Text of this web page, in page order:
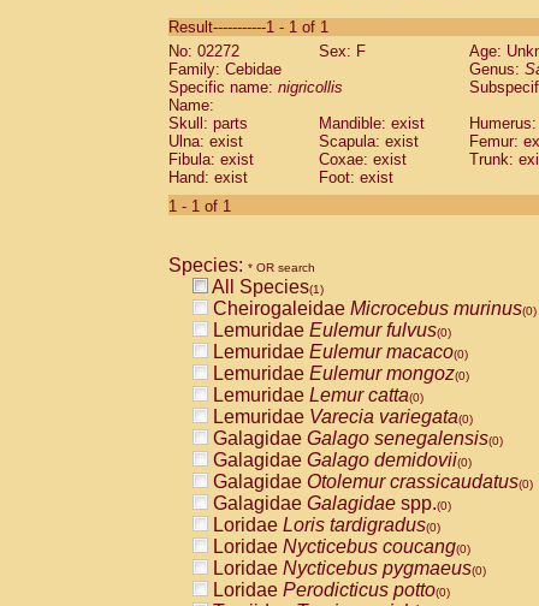
CebidaeSaguinus labiatus(0)
Cebidae Saguinus leucopus (0)
Cebidae
CebidaeSaguinus mystax
Cebidae Saguinus nigricollis (1)
Cebidae Saguinus oedipus
Cebidae Saguinus weddelli
Cebidae Saguinusspp.
Cebidae
CebidaeCebus capucinus
CebidaeCebus nigrivittatus
CebidaeCebus spp.(0)
CebidaeSaimiri boliviensis(0)
CebidaeSaimiri sciureus(0)
AtelidaeAlouatta caraya(0)
AtelidaeAlouatta fusca(0)
AtelidaeAlouatta seniculus(0)
AtelidaeAlouattaspp.(0)
AtelidaeAteles belzebuth(0)
AtelidaeAteles geoffroyi(0)
AtelidaeAteles paniscus(0)
AtelidaeAtelesspp.(0)
AtelidaeLagothrix lagothricha(0)
AtelidaeLagothrix lagothricha cana
PitheciidaeCacajao calvus
Result-----------1 - 1 of 1
No: 02272
Sex: F
Age:
Family: Cebidae
Genus:
Specific name: nigricollis
Name:
Skull: parts
Mandible: exist
Ulna: exist
Scapula: exist
Femur:
Fibula: exist
Coxae: exist
Trunk:
Hand: exist
Foot: exist
1 - 1 of 1
Species: * OR search
All Species(1)
Cheirogaleidae Microcebus murinus(0)
Lemuridae Eulemur fulvus(0)
Lemuridae Eulemur macaco(0)
Lemuridae Eulemur mongoz(0)
Lemuridae Lemur catta(0)
Lemuridae Varecia variegata(0)
Galagidae Galago senegalensis(0)
Galagidae Galago demidovii(0)
Galagidae Otolemur crassicaudatus(0)
Galagidae Galagidae spp.(0)
Loridae Loris tardigradus(0)
Loridae Nycticebus coucang(0)
Loridae Nycticebus pygmaeus(0)
Loridae Perodicticus potto(0)